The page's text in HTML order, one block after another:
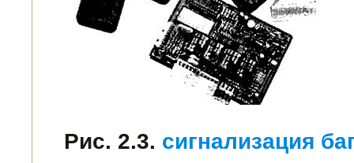
Рис. 2.3. сигнализация